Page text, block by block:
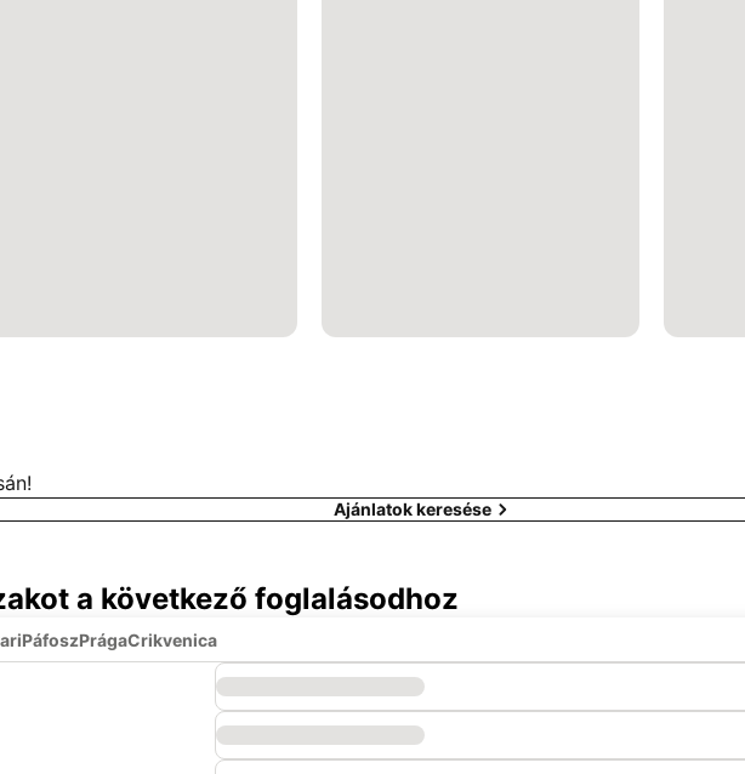
Ajánlatok keresése
a következő foglalásodhoz
PáfoszPrágaCrikvenica